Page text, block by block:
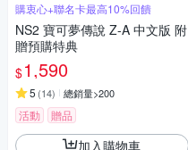
購衷心+聯名卡最高10%回饋
NS2 寶可夢傳說 Z-A 中文版 附
贈預購特典
$1,590
5 (14) 總銷量>200
活動 贈品
加入購物車